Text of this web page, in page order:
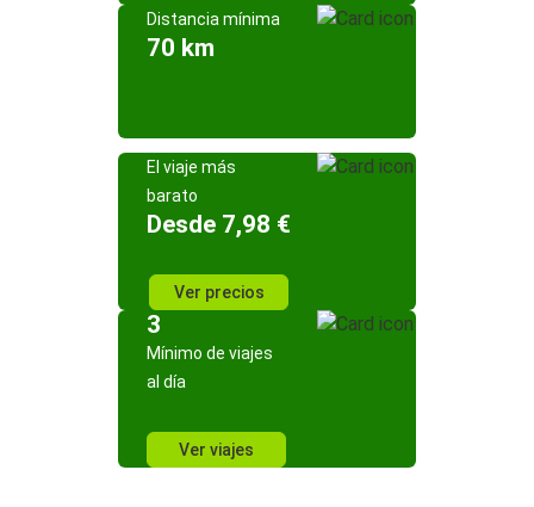
Distancia mínima
70 km
El viaje más
barato
Desde 7,98 €
Ver precios
3
Mínimo de viajes
al día
Ver viajes